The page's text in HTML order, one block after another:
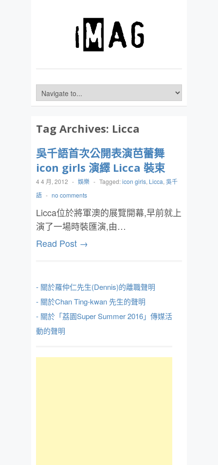
Tag Archives: Licca
吳千語首次公開表演芭蕾舞
icon girls 演繹 Licca 裝束
4 4 月, 2012 - 娛樂 - Tagged:icon girls, Licca, 吳千
語 - no comments
Licca位於將軍澳的展覽開幕,早前就上
演了一場時裝匯演,由…
Read Post →
- 關於羅仲仁先生(Dennis)的離職聲明
- 關於Chan Ting-kwan 先生的聲明
- 關於「荔園Super Summer 2016」傳媒活
動的聲明